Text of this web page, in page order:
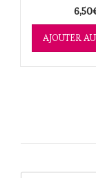
6,50
AJOUTER